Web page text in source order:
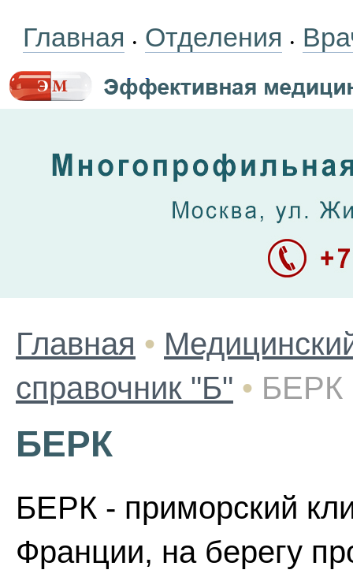
Главная • Отделения •
Главная •
справочник "Б" • БЕРК
БЕРК
БЕРК - приморский
Франции, на берегу